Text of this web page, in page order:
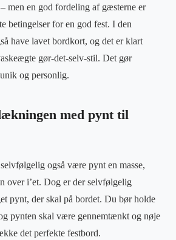
men en god fordeling af gæsterne er
betingelser for en god fest. I den
have lavet bordkort, og det er klart
gør-det-selv-stil. Det gør
og personlig.
med pynt til
også være pynt en masse,
over i’et. Dog er der selvfølgelig
pynt, der skal på bordet. Du bør holde
pynten skal være gennemtænkt og nøje
det perfekte festbord.